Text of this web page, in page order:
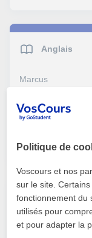
Anglais
Marcus
Anglais
Valentina
Politique de
Voscours et nos
sur le site.
fonctionnement du
utilisés pour
et pour adapter la